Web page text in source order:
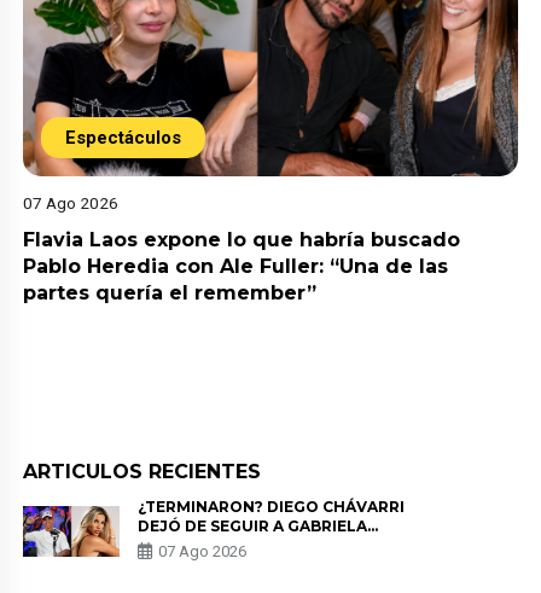
Espectáculos
07 Ago 2026
Flavia Laos expone lo que habría buscado
Pablo Heredia con Ale Fuller: “Una de las
partes quería el remember”
ARTICULOS RECIENTES
¿TERMINARON? DIEGO CHÁVARRI
DEJÓ DE SEGUIR A GABRIELA
HERRERA Y ANUNCIA SU SALIDA
DE PÓDCAST
07 Ago 2026